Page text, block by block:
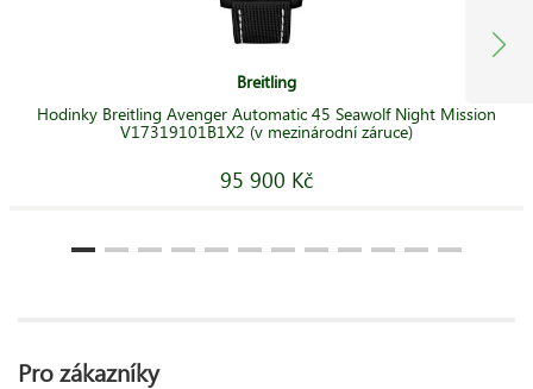
Breitling
Hodinky Breitling Avenger Automatic 45 Seawolf Night Mission
V17319101B1X2 (v mezinárodní záruce)
95 900 Kč
Pro zákazníky